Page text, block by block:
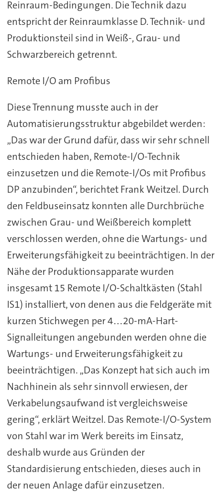
Reinraum-Bedingungen. Die Technik dazu
entspricht der Reinraumklasse D. Technik- und
Produktionsteil sind in Weiß-, Grau- und
Schwarzbereich getrennt.
Remote I/O am Profibus
Diese Trennung musste auch in der
Automatisierungsstruktur abgebildet werden:
„Das war der Grund dafür, dass wir sehr schnell
entschieden haben, Remote-I/O-Technik
einzusetzen und die Remote-I/Os mit Profibus
DP anzubinden“, berichtet Frank Weitzel. Durch
den Feldbuseinsatz konnten alle Durchbrüche
zwischen Grau- und Weißbereich komplett
verschlossen werden, ohne die Wartungs- und
Erweiterungsfähigkeit zu beeinträchtigen. In der
Nähe der Produktionsapparate wurden
insgesamt 15 Remote I/O-Schaltkästen (Stahl
IS1) installiert, von denen aus die Feldgeräte mit
kurzen Stichwegen per 4…20-mA-Hart-
Signalleitungen angebunden werden ohne die
Wartungs- und Erweiterungsfähigkeit zu
beeinträchtigen. „Das Konzept hat sich auch im
Nachhinein als sehr sinnvoll erwiesen, der
Verkabelungsaufwand ist vergleichsweise
gering“, erklärt Weitzel. Das Remote-I/O-System
von Stahl war im Werk bereits im Einsatz,
deshalb wurde aus Gründen der
Standardisierung entschieden, dieses auch in
der neuen Anlage dafür einzusetzen.